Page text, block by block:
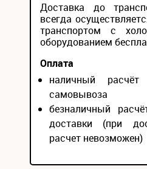
Доставка до
всегда
транспортом с
оборудованием
Оплата
наличный
самовывоза
безналичный
доставки (при
расчет невозможен)